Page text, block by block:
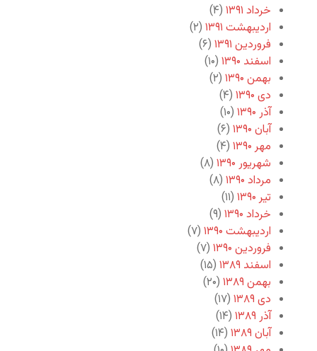
خرداد ۱۳۹۱
(۴)
اردیبهشت ۱۳۹۱
(۲)
فروردین ۱۳۹۱
(۶)
اسفند ۱۳۹۰
(۱۰)
بهمن ۱۳۹۰
(۲)
دی ۱۳۹۰
(۴)
آذر ۱۳۹۰
(۱۰)
آبان ۱۳۹۰
(۶)
مهر ۱۳۹۰
(۴)
شهریور ۱۳۹۰
(۸)
مرداد ۱۳۹۰
(۸)
تیر ۱۳۹۰
(۱۱)
خرداد ۱۳۹۰
(۹)
اردیبهشت ۱۳۹۰
(۷)
فروردین ۱۳۹۰
(۷)
اسفند ۱۳۸۹
(۱۵)
بهمن ۱۳۸۹
(۲۰)
دی ۱۳۸۹
(۱۷)
آذر ۱۳۸۹
(۱۴)
آبان ۱۳۸۹
(۱۴)